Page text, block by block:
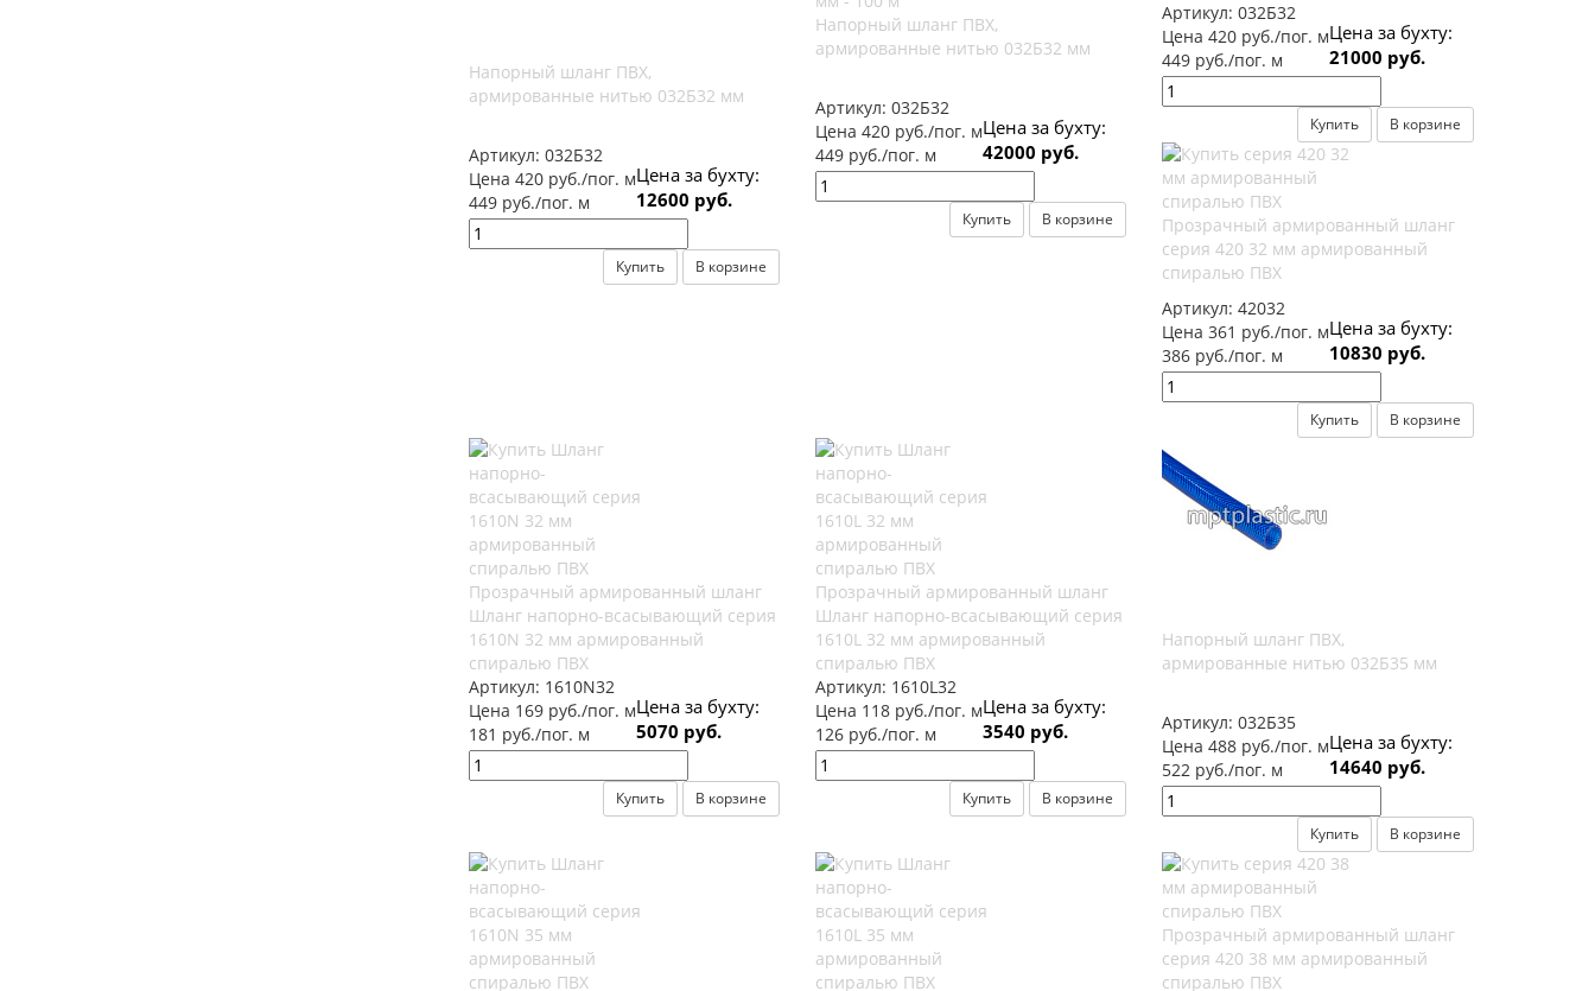
Напорный шланг ПВХ,
армированные нитью 032Б32 мм
Артикул: 032Б32
Цена 420 руб./пог. м
449 руб./пог. м
Цена за бухту:
12600 руб.
Купить В корзине
Напорный шланг ПВХ,
армированные нитью 032Б32 мм
Артикул: 032Б32
Цена 420 руб./пог. м
449 руб./пог. м
Цена за бухту:
42000 руб.
Купить В корзине
Артикул:032Б32
Цена 420 руб./пог. м
449 руб./пог. м
Цена за бухту:
21000 руб.
Купить В корзине
Прозрачный армированный шланг
серия 420 32 мм армированный
спиралью ПВХ
Артикул:42032
Цена 361 руб./пог. м
386 руб./пог. м
Цена за бухту:
10830 руб.
Купить В корзине
Прозрачный армированный шланг
Шланг напорно-всасывающий серия
1610N 32 мм армированный
спиралью ПВХ
Артикул: 1610N32
Цена 169 руб./пог. м
181 руб./пог. м
Цена за бухту:
5070 руб.
Купить В корзине
Прозрачный армированный шланг
Шланг напорно-всасывающий серия
1610L 32 мм армированный
спиралью ПВХ
Артикул: 1610L32
Цена 118 руб./пог. м
126 руб./пог. м
Цена за бухту:
3540 руб.
Купить В корзине
Напорный шланг ПВХ,
армированные нитью 032Б35 мм
Артикул:032Б35
Цена 488 руб./пог. м
522 руб./пог. м
Цена за бухту:
14640 руб.
Купить В корзине
Прозрачный армированный шланг
серия 420 38 мм армированный
спиралью ПВХ